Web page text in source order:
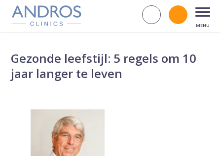
Navigatie overslaan
Zoek op
Bel
Gezonde leefstijl: 5 regels om 10
jaar langer te leven